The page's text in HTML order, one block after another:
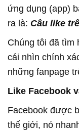
ứng dụng (app)
ra là: Câu like
Chúng tôi đã tìm
cái nhìn chính
những fanpage
Like Facebook
Facebook được
thế giới, nó